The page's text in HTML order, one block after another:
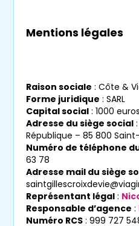
Vous avez un projet de
Mentions légales
Raison sociale : Côte &
Forme juridique : SARL
Capital social : 1000 euros
Adresse du siège social
République – 85 800
Numéro de téléphone
63 78
Adresse mail du siège
Représentant légal :
Responsable d’agence :
Numéro RCS : 999 727
Ne manquez
correspondant
recherche